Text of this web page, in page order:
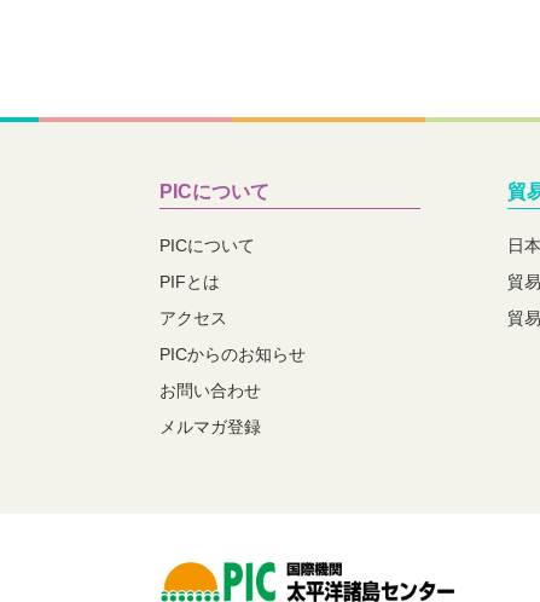
PICについて
PICについて
PIFとは
アクセス
PICからのお知らせ
お問い合わせ
メルマガ登録
貿
日
貿
貿